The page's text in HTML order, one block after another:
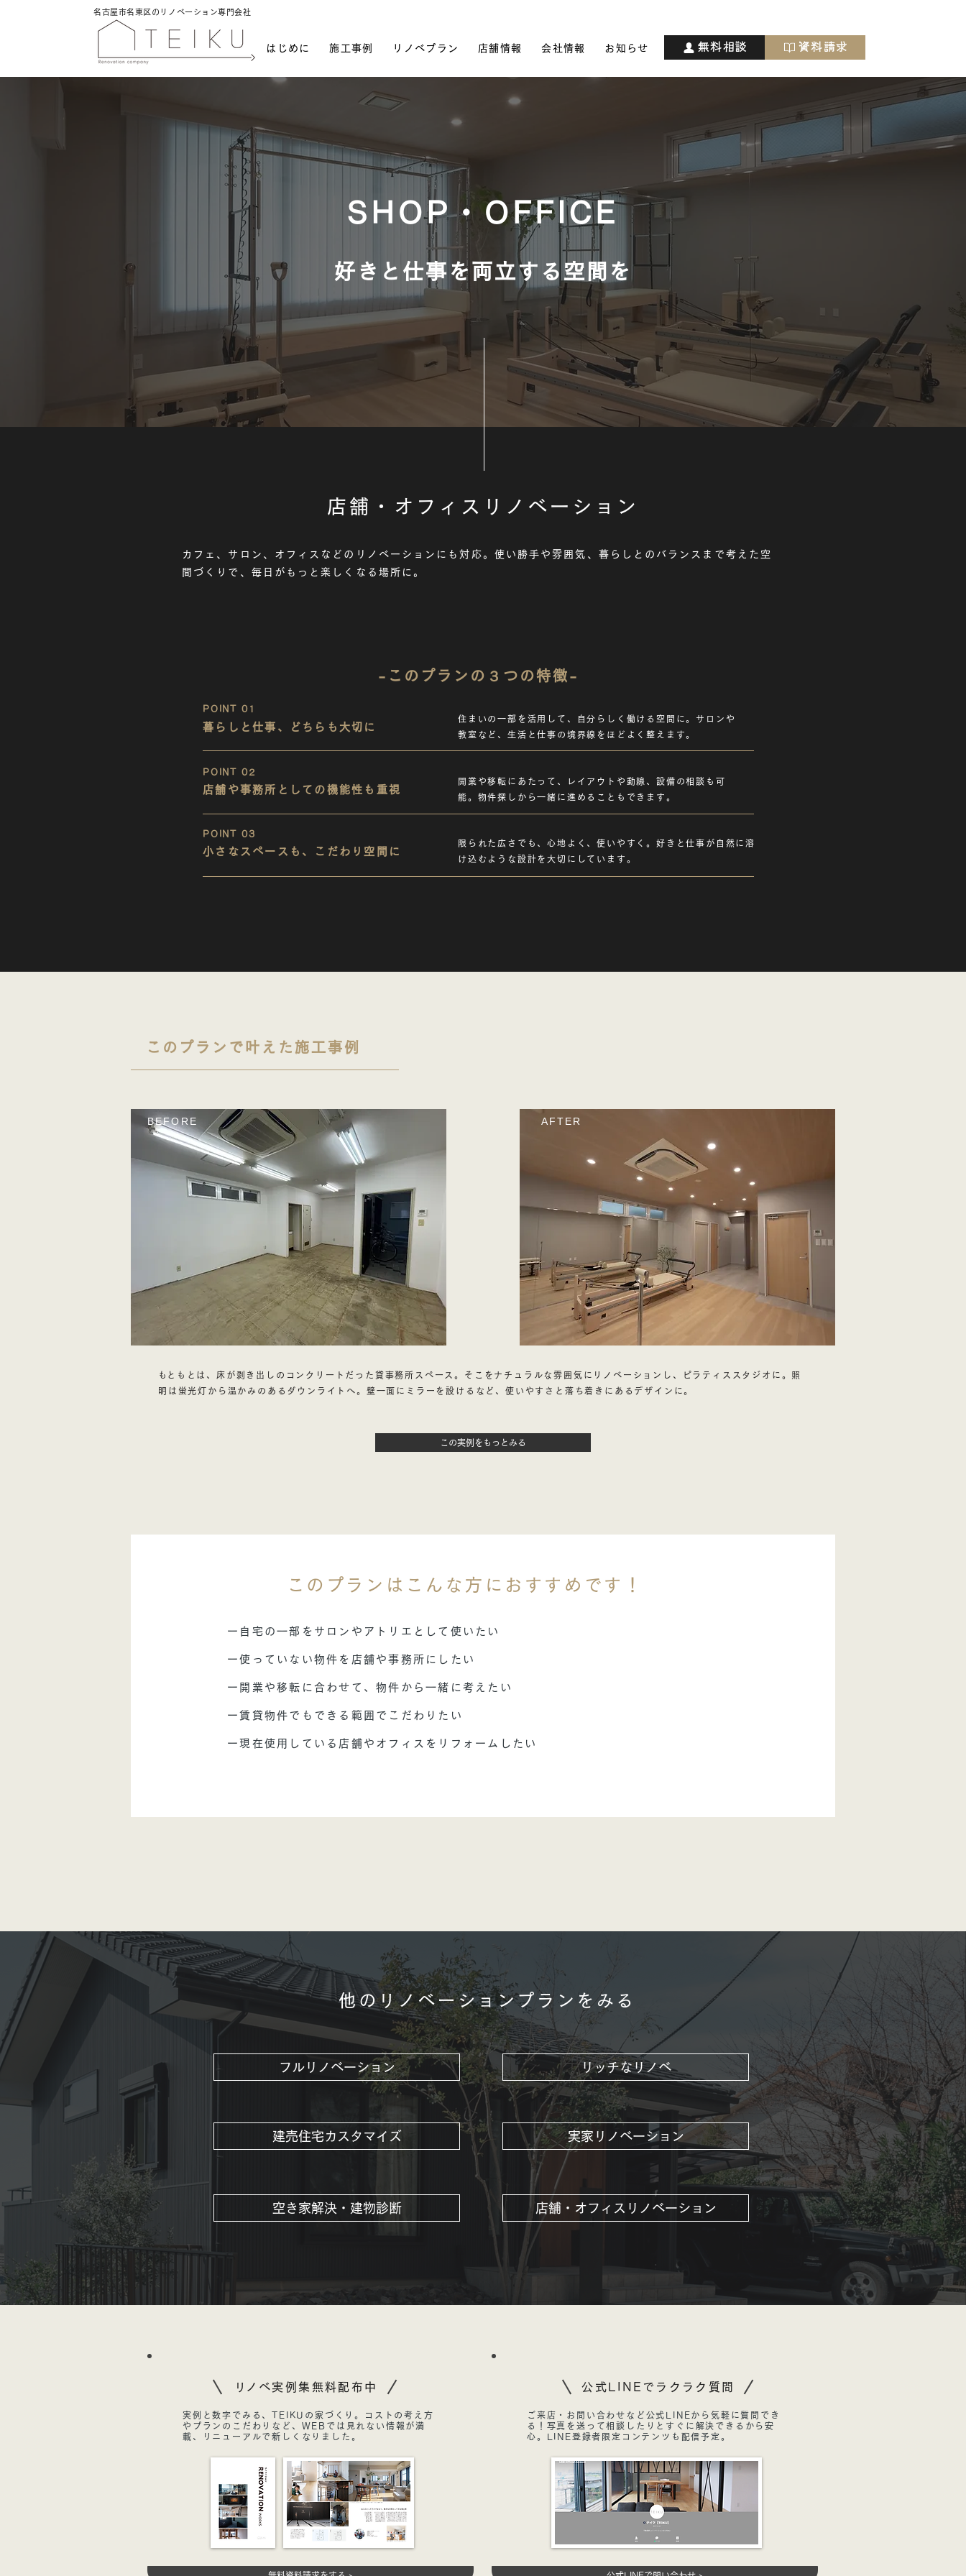
名古屋市名東区のリノベーション専門会社
はじめに 施工事例 リノベプラン 店舗情報 会社情報 お知らせ 無料相談 資料請求
SHOP・OFFICE
好きと仕事を両立する空間を
店舗・オフィスリノベーション
カフェ、サロン、オフィスなどのリノベーションにも対応。使い勝手や雰囲気、暮らしとのバランスまで考えた空
間づくりで、毎日がもっと楽しくなる場所に。
-このプランの３つの特徴-
POINT 01
暮らしと仕事、どちらも大切に
住まいの一部を活用して、自分らしく働ける空間に。サロンや
教室など、生活と仕事の境界線をほどよく整えます。
POINT 02
店舗や事務所としての機能性も重視
開業や移転にあたって、レイアウトや動線、設備の相談も可
能。物件探しから一緒に進めることもできます。
POINT 03
小さなスペースも、こだわり空間に
限られた広さでも、心地よく、使いやすく。好きと仕事が自然に溶
け込むような設計を大切にしています。
このプランで叶えた施工事例
​BEFORE AFTER
​もともとは、床が剥き出しのコンクリートだった貸事務所スペース。そこをナチュラルな雰囲気にリノベーションし、ピラティススタジオに。照
明は蛍光灯から温かみのあるダウンライトへ。壁一面にミラーを設けるなど、使いやすさと落ち着きにあるデザインに。
この実例をもっとみる
このプランはこんな方におすすめです！
ー自宅の一部をサロンやアトリエとして使いたい
ー使っていない物件を店舗や事務所にしたい
ー開業や移転に合わせて、物件から一緒に考えたい
ー賃貸物件でもできる範囲でこだわりたい
ー現在使用している店舗やオフィスをリフォームしたい
他のリノベーションプランをみる
フルリノベーション
建売住宅カスタマイズ
空き家解決・建物診断
リッチなリノベ
実家リノベーション
店舗・オフィスリノベーション
​リノベ実例集無料配布中
実例と数字でみる、TEIKUの家づくり。コストの考え方
やプランのこだわりなど、WEBでは見れない情報が満
載、リニューアルで新しくなりました。
公式LINEでラクラク質問
ご来店・お問い合わせなど公式LINEから気軽に質問でき
る！写真を送って相談したりとすぐに解決できるから安
心。LINE登録者限定コンテンツも配信予定。